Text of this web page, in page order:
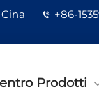
+86-
Prodotti